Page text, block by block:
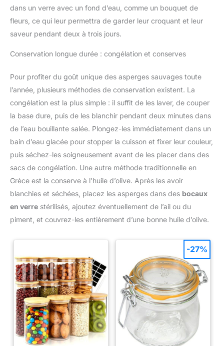
dans un verre avec un fond d’eau, comme un bouquet de
fleurs, ce qui leur permettra de garder leur croquant et leur
saveur pendant deux à trois jours.
Conservation longue durée : congélation et conserves
Pour profiter du goût unique des asperges sauvages toute
l’année, plusieurs méthodes de conservation existent. La
congélation est la plus simple : il suffit de les laver, de couper
la base dure, puis de les blanchir pendant deux minutes dans
de l’eau bouillante salée. Plongez-les immédiatement dans un
bain d’eau glacée pour stopper la cuisson et fixer leur couleur,
puis séchez-les soigneusement avant de les placer dans des
sacs de congélation. Une autre méthode traditionnelle en
Grèce est la conserve à l’huile d’olive. Après les avoir
blanchies et séchées, placez les asperges dans des bocaux
en verre stérilisés, ajoutez éventuellement de l’ail ou du
piment, et couvrez-les entièrement d’une bonne huile d’olive.
-27%